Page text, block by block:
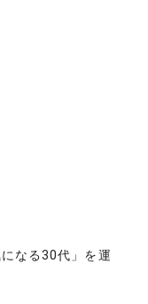
なる30代」を運